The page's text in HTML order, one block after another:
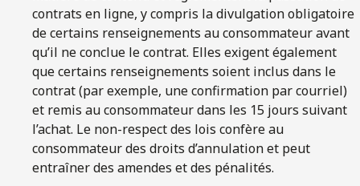
contrats en ligne, y compris la divulgation obligatoire
de certains renseignements au consommateur avant
qu’il ne conclue le contrat. Elles exigent également
que certains renseignements soient inclus dans le
contrat (par exemple, une confirmation par courriel)
et remis au consommateur dans les 15 jours suivant
l’achat. Le non-respect des lois confère au
consommateur des droits d’annulation et peut
entraîner des amendes et des pénalités.